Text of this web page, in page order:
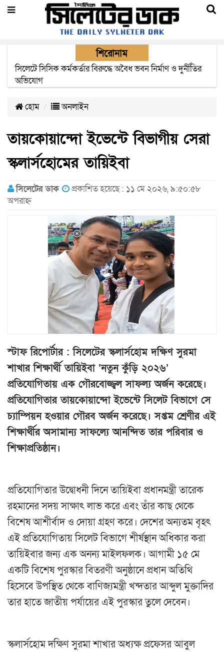
শিরোনাম
২২ ঘণ্টা পর ত্রুটি সেরে জেদ্দার উদ্দেশ্যে ছাড়লো বিমানের ফ্লাইট
হোম অনলাইন
তায়কোয়ান্দো ইভেন্টে বিভাগীয় সেরা
স্কলার্সহোমের তায়িইবা
সিলেটের ডাক
প্রকাশিত হয়েছে : ১১ মে ২০২৬, ৯:৫০:৫৮
অপরাহ্ন
স্টাফ রিপোর্টার : সিলেটের স্কলার্সহোম দক্ষিণ সুরমা
শাখার শিক্ষার্থী তায়িইবা ‘নতুন কুঁড়ি ২০২৬’
প্রতিযোগিতায় এক গৌরবোজ্জ্বল সাফল্য অর্জন করেছে।
প্রতিযোগিতার তায়কোয়ান্দো ইভেন্টে সিলেট বিভাগে সে
চ্যাম্পিয়ন হওয়ার গৌরব অর্জন করেছে। সপ্তম শ্রেণীর এই
শিক্ষার্থীর অসামান্য সাফল্যে আনন্দিত তার পরিবার ও
শিক্ষাপ্রতিষ্ঠান।
প্রতিযোগিতার উদ্বোধনী দিনে তায়িইবা প্রধানমন্ত্রী তারেক
রহমানের সদয় সাক্ষাৎ লাভ করে এবং তাঁর কাছ থেকে
বিশেষ আশীর্বাদ ও দোয়া গ্রহণ করে। দেশের অন্যতম বৃহৎ
এই প্রতিযোগিতায় সিলেট বিভাগে শীর্ষস্থান অধিকার করা
তায়িইবার জন্য এক অনন্য মাইলফলক। আগামী ১৫ মে
একটি বিশেষ পুরস্কার বিতরণী অনুষ্ঠানে প্রধান অতিথি
হিসেবে উপস্থিত থেকে বাণিজ্যমন্ত্রী খন্দতার আব্দুল মুক্তাদির
তার হাতে জাতীয় পর্যায়ের এই পুরস্কার তুলে দেবেন।
স্কলার্সহোম দক্ষিণ সুরমা শাখার অধ্যক্ষ প্রফেসর আবুল